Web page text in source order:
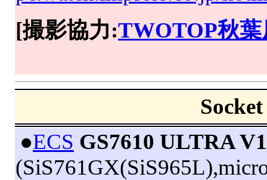
[撮影協力:TWOTOP秋葉
●ECS GS7610 ULTRA